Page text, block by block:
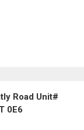
Road Unit#
0E6